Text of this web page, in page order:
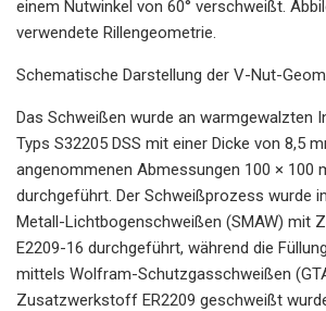
einem Nutwinkel von 60° verschweißt.
verwendete Rillengeometrie.
Schematische Darstellung der V-Nut-
Das Schweißen wurde an warmgewalzten
Typs S32205 DSS mit einer Dicke von 8,5
angenommenen Abmessungen 100 × 100
durchgeführt. Der Schweißprozess wurde
Metall-Lichtbogenschweißen (SMAW) mit
E2209-16 durchgeführt, während die
mittels Wolfram-Schutzgasschweißen
Zusatzwerkstoff ER2209 geschweißt